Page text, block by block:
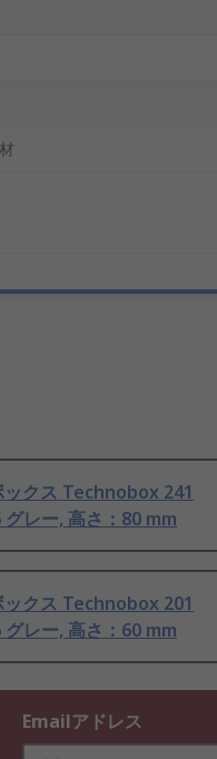
ックス Technobox 241
レー, 高さ：80 mm
ックス Technobox 201
レー, 高さ：60 mm
Emailアドレス